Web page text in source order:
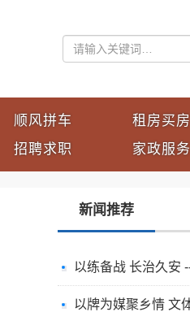
顺风拼车
招聘求职
租房买房
家政服务
新闻推荐